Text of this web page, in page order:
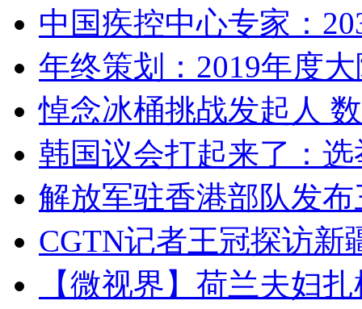
中国疾控中心专家：
年终策划：2019年度
悼念冰桶挑战发起人
韩国议会打起来了：
解放军驻香港部队发
CGTN记者王冠探访新
【微视界】荷兰夫妇